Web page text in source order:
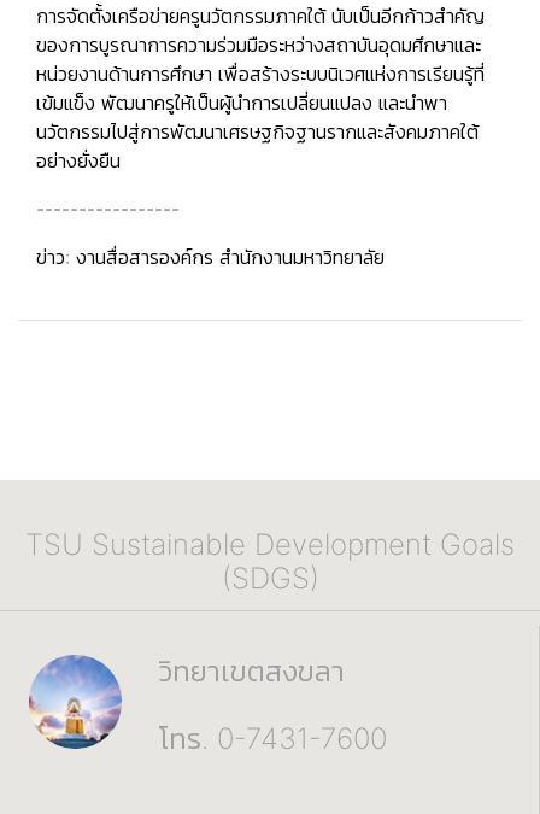
การจัดตั้งเครือข่ายครูนวัตกรรมภาคใต้ นับเป็นอีกก้าวสำคัญ
ของการบูรณาการความร่วมมือระหว่างสถาบันอุดมศึกษาและ
หน่วยงานด้านการศึกษา เพื่อสร้างระบบนิเวศแห่งการเรียนรู้ที่
เข้มแข็ง พัฒนาครูให้เป็นผู้นำการเปลี่ยนแปลง และนำพา
นวัตกรรมไปสู่การพัฒนาเศรษฐกิจฐานรากและสังคมภาคใต้
อย่างยั่งยืน
-----------------
ข่าว: งานสื่อสารองค์กร สำนักงานมหาวิทยาลัย
TSU Sustainable Development Goals
(SDGS)
วิทยาเขตสงขลา
โทร. 0-7431-7600